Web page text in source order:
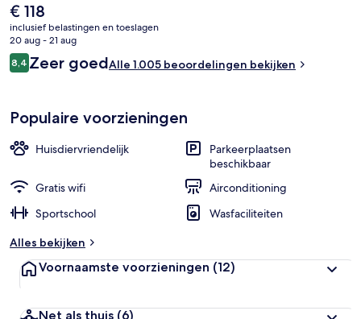
De
huidige
prijs
is
€ 118
€ 118
inclusief belastingen en toeslagen
20 aug - 21 aug
Beoordelingen
8,48,4 op 10 –
Zeer goedAlle 1.005 beoordelingen bekijken
Populaire voorzieningen
Huisdiervriendelijk
Parkeerplaatsen
beschikbaar
Gratis wifi
Airconditioning
Sportschool
Wasfaciliteiten
Alles bekijken
Voornaamste voorzieningen (12)
Net als thuis (6)